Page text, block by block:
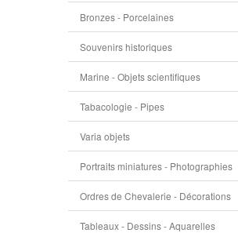
Bronzes - Porcelaines
Souvenirs historiques
Marine - Objets scientifiques
Tabacologie - Pipes
Varia objets
Portraits miniatures - Photographies
Ordres de Chevalerie - Décorations
Tableaux - Dessins - Aquarelles